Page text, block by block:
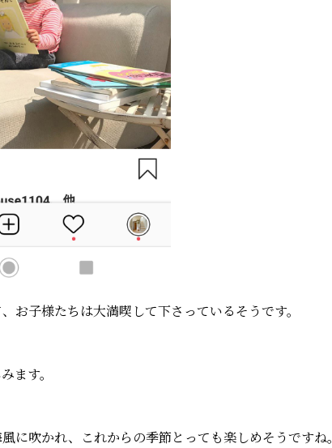
お子様たちは大満喫して下さっているそうです。
ます。
に吹かれ、これからの季節とっても楽しめそうですね。